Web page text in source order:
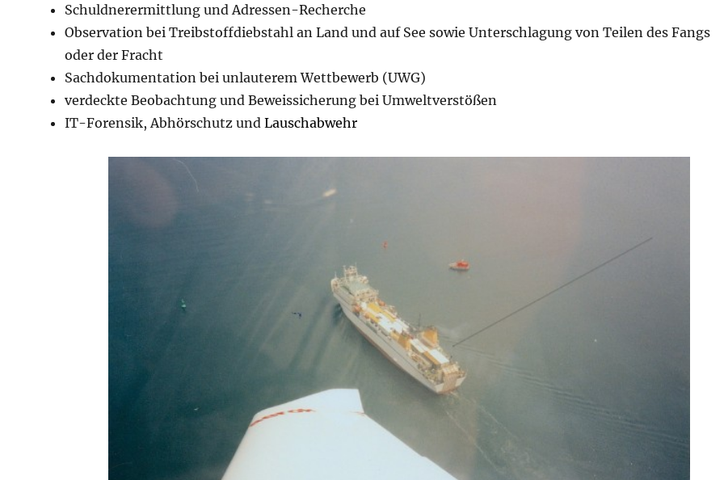
Schuldnerermittlung und Adressen-Recherche
Observation bei Treibstoffdiebstahl an Land und auf See sowie Unterschlagung von Teilen des Fangs
oder der Fracht
Sachdokumentation bei unlauterem Wettbewerb (UWG)
verdeckte Beobachtung und Beweissicherung bei Umweltverstößen
IT-Forensik, Abhörschutz undLauschabwehr